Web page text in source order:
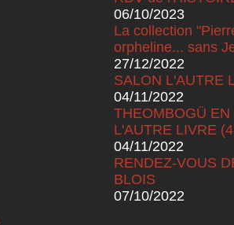
06/10/2023
La collection
orpheline... sans
27/12/2022
SALON L'AUTRE
04/11/2022
THEOMBOGÜ
L'AUTRE LIVRE
04/11/2022
RENDEZ-VOUS
BLOIS
07/10/2022